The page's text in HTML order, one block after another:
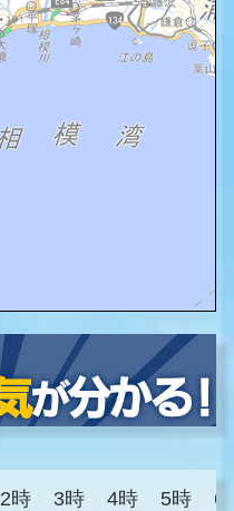
2時 3時 4時 5時 6